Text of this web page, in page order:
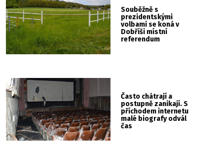
Souběžně s
prezidentskými
volbami se koná v
Dobříši místní
referendum
Často chátrají a
postupně zanikají. S
příchodem internetu
malé biografy odvál
čas